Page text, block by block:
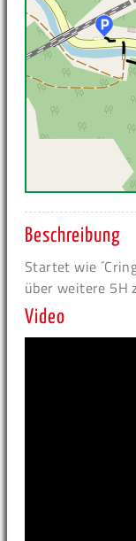
Beschreibung
Startet wie
über weitere 5H
Video